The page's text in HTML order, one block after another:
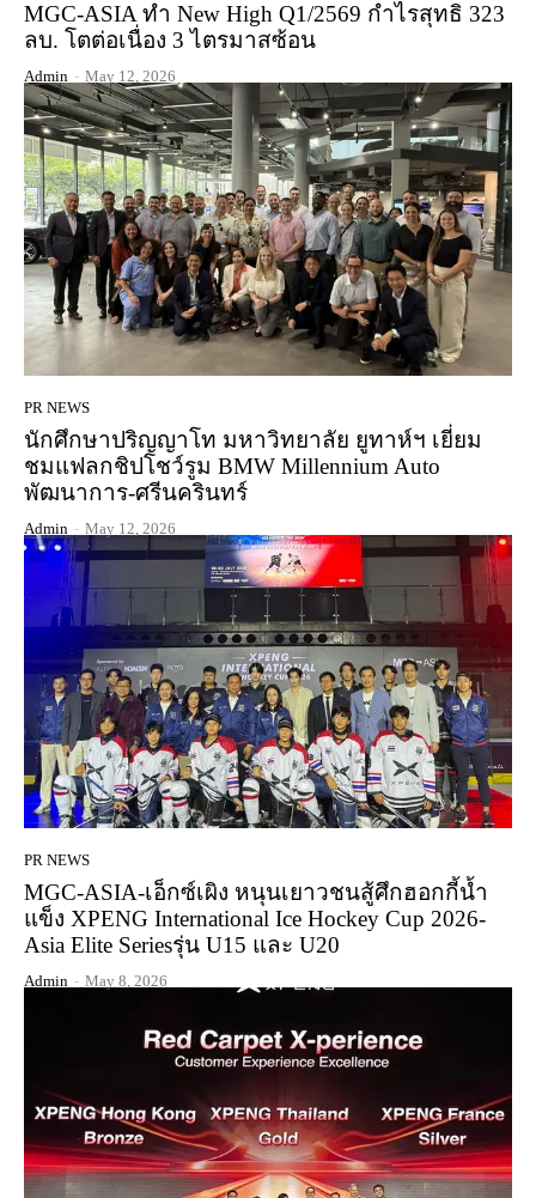
MGC-ASIA ทำ New High Q1/2569 กำไรสุทธิ 323
ลบ. โตต่อเนื่อง 3 ไตรมาสซ้อน
Admin - May 12, 2026
PR NEWS
นักศึกษาปริญญาโท มหาวิทยาลัย ยูทาห์ฯ เยี่ยม
ชมแฟลกชิปโชว์รูม BMW Millennium Auto
พัฒนาการ-ศรีนครินทร์
Admin - May 12, 2026
PR NEWS
MGC-ASIA-เอ็กซ์เผิง หนุนเยาวชนสู้ศึกฮอกกี้น้ำ
แข็ง XPENG International Ice Hockey Cup 2026-
Asia Elite Seriesรุ่น U15 และ U20
Admin - May 8, 2026